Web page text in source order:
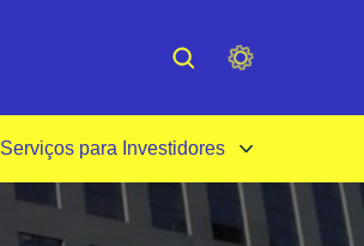
Serviços para Investidores